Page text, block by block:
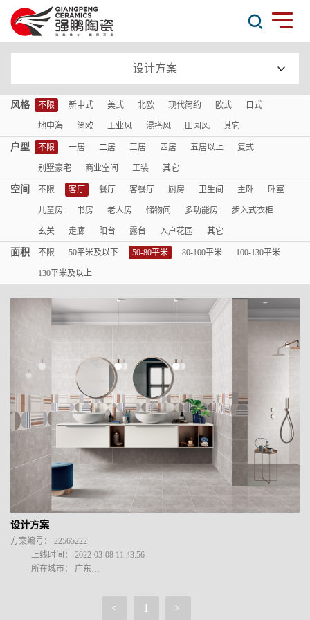
设计方案
风格 不限 新中式 美式 北欧 现代简约 欧式 日式
地中海 简欧 工业风 混搭风 田园风 其它
户型 不限 一居 二居 三居 四居 五居以上 复式
别墅豪宅 商业空间 工装 其它
空间 不限 客厅 餐厅 客餐厅 厨房 卫生间 主卧 卧室
儿童房 书房 老人房 储物间 多功能房 步入式衣柜
玄关 走廊 阳台 露台 入户花园 其它
面积 不限 50平米及以下 50-80平米 80-100平米 100-130平米
130平米及以上
设计方案
方案编号： 22565222
          上线时间： 2022-03-08 11:43:56
          所在城市： 广东
< 1 >